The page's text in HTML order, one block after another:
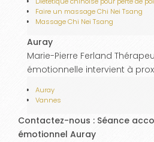
Faire un massage Chi Nei Tsang
Massage Chi Nei Tsang
Auray
Marie-Pierre Ferland
émotionnelle intervient à
Auray
Vannes
Contactez-nous : Séance
émotionnel Auray